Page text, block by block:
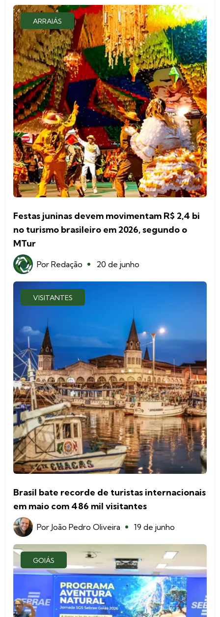
ARRAIÁS
Festas juninas devem movimentam R$ 2,4 bi
no turismo brasileiro em 2026, segundo o
MTur
Por Redação 20 de junho
VISITANTES
Brasil bate recorde de turistas internacionais
em maio com 486 mil visitantes
Por João Pedro Oliveira 19 de junho
GOIÁS